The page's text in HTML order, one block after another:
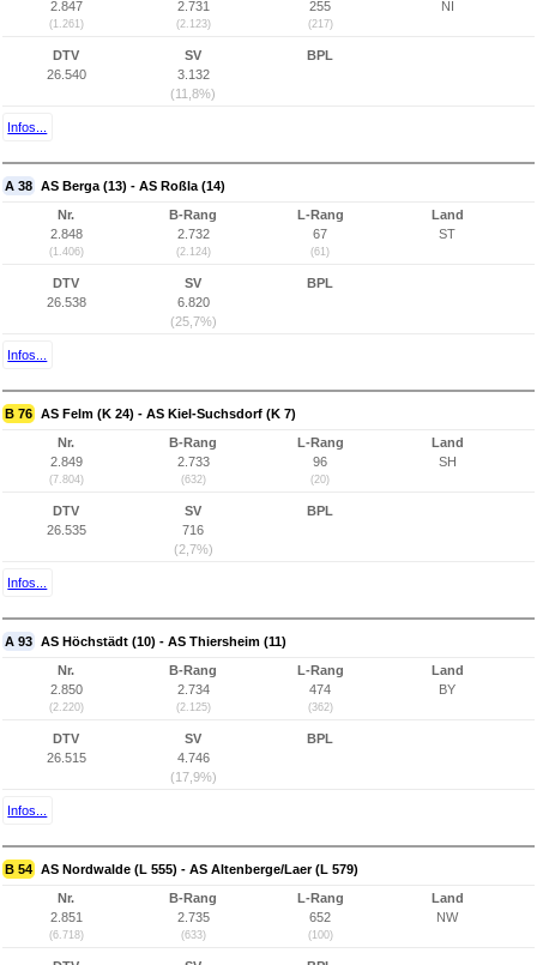
2.847
(1.261)
2.731
(2.123)
255
(217)
NI
DTV
26.540
SV
3.132
(11,8%)
BPL
Infos...
A 38 AS Berga (13) - AS Roßla (14)
Nr.
2.848
(1.406)
B-Rang
2.732
(2.124)
L-Rang
67
(61)
Land
ST
DTV
26.538
SV
6.820
(25,7%)
BPL
Infos...
B 76 AS Felm (K 24) - AS Kiel-Suchsdorf (K 7)
Nr.
2.849
(7.804)
B-Rang
2.733
(632)
L-Rang
96
(20)
Land
SH
DTV
26.535
SV
716
(2,7%)
BPL
Infos...
A 93 AS Höchstädt (10) - AS Thiersheim (11)
Nr.
2.850
(2.220)
B-Rang
2.734
(2.125)
L-Rang
474
(362)
Land
BY
DTV
26.515
SV
4.746
(17,9%)
BPL
Infos...
B 54 AS Nordwalde (L 555) - AS Altenberge/Laer (L 579)
Nr.
2.851
(6.718)
B-Rang
2.735
(633)
L-Rang
652
(100)
Land
NW